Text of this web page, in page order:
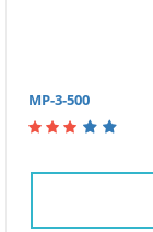
МР-3-500